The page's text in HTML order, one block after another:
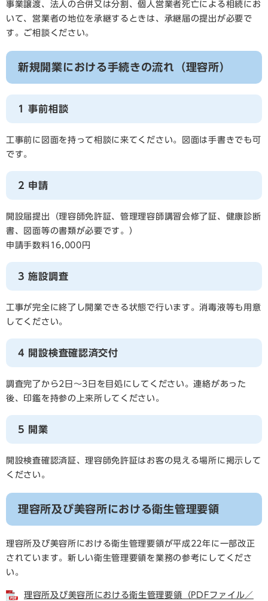
事業譲渡、法人の合併又は分割、個人営業者死亡による相続にお
いて、営業者の地位を承継するときは、承継届の提出が必要で
す。ご相談ください。
新規開業における手続きの流れ（理容所）
1 事前相談
工事前に図面を持って相談に来てください。図面は手書きでも可
です。
2 申請
開設届提出（理容師免許証、管理理容師講習会修了証、健康診断
書、図面等の書類が必要です。）
申請手数料16,000円
3 施設調査
工事が完全に終了し開業できる状態で行います。消毒液等も用意
してください。
4 開設検査確認済交付
調査完了から2日～3日を目処にしてください。連絡があった
後、印鑑を持参の上来所してください。
5 開業
開設検査確認済証、理容師免許証はお客の見える場所に掲示して
ください。
理容所及び美容所における衛生管理要領
理容所及び美容所における衛生管理要領が平成22年に一部改正
されています。新しい衛生管理要領を業務の参考にしてくださ
い。
理容所及び美容所における衛生管理要領（PDFファイル／